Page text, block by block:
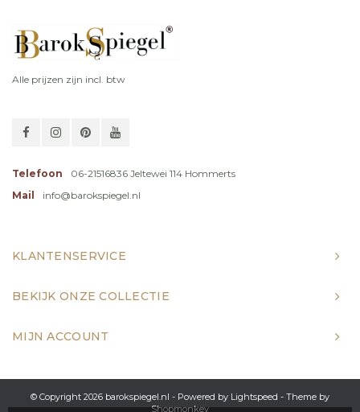
Alle prijzen zijn incl. btw
Telefoon
06-21516836 Jeltewei 114 Hommerts
Mail
info@barokspiegel.nl
KLANTENSERVICE
BEKIJK ONZE COLLECTIE
MIJN ACCOUNT
© Copyright 2026 barokspiegel.nl - Powered by Lightspeed - Theme by
Shopmonkey